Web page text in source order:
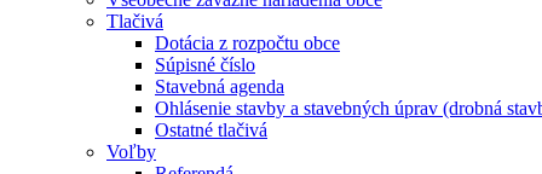
Tlačivá
Dotácia z rozpočtu obce
Súpisné číslo
Stavebná agenda
Ohlásenie stavby a stavebných úprav (drobná
Ostatné tlačivá
Voľby